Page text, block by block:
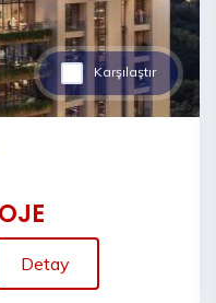
Karşılaştır
Detay